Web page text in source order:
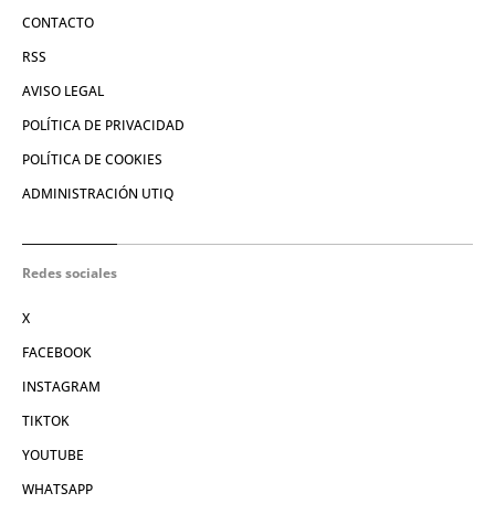
CONTACTO
RSS
AVISO LEGAL
POLÍTICA DE PRIVACIDAD
POLÍTICA DE COOKIES
ADMINISTRACIÓN UTIQ
Redes sociales
X
FACEBOOK
INSTAGRAM
TIKTOK
YOUTUBE
WHATSAPP